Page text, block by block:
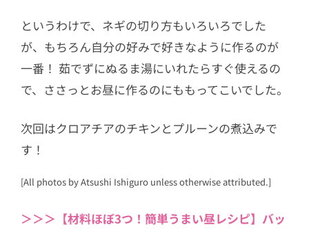
というわけで、ネギの切り方もいろいろでした
が、もちろん自分の好みで好きなように作るのが
一番！ 茹でずにぬるま湯にいれたらすぐ使えるの
で、ささっとお昼に作るのにももってこいでした。
次回はクロアチアのチキンとプルーンの煮込みで
す！
[All photos by Atsushi Ishiguro unless otherwise attributed.]
＞＞＞【材料ほぼ3つ！簡単うまい昼レシピ】バッ